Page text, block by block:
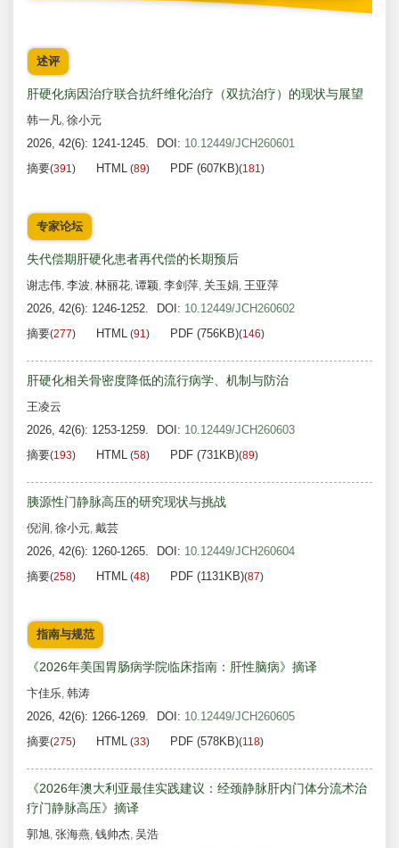
述评
肝硬化病因治疗联合抗纤维化治疗（双抗治疗）的现状与展望
韩一凡, 徐小元
2026, 42(6): 1241-1245.
DOI: 10.12449/JCH260601
摘要(391) HTML (89) PDF (607KB)(181)
专家论坛
失代偿期肝硬化患者再代偿的长期预后
谢志伟, 李波, 林丽花, 谭颖, 李剑萍, 关玉娟, 王亚萍
2026, 42(6): 1246-1252.
DOI: 10.12449/JCH260602
摘要(277) HTML (91) PDF (756KB)(146)
肝硬化相关骨密度降低的流行病学、机制与防治
王凌云
2026, 42(6): 1253-1259.
DOI: 10.12449/JCH260603
摘要(193) HTML (58) PDF (731KB)(89)
胰源性门静脉高压的研究现状与挑战
倪润, 徐小元, 戴芸
2026, 42(6): 1260-1265.
DOI: 10.12449/JCH260604
摘要(258) HTML (48) PDF (1131KB)(87)
指南与规范
《2026年美国胃肠病学院临床指南：肝性脑病》摘译
卞佳乐, 韩涛
2026, 42(6): 1266-1269.
DOI: 10.12449/JCH260605
摘要(275) HTML (33) PDF (578KB)(118)
《2026年澳大利亚最佳实践建议：经颈静脉肝内门体分流术治
疗门静脉高压》摘译
郭旭, 张海燕, 钱帅杰, 吴浩